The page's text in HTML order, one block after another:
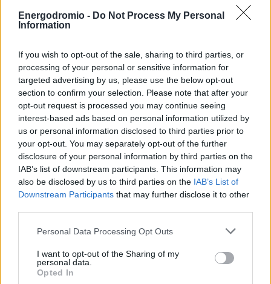
Energodromio - Do Not Process My Personal
Information
If you wish to opt-out of the sale, sharing to third parties, or
processing of your personal or sensitive information for
targeted advertising by us, please use the below opt-out
section to confirm your selection. Please note that after your
opt-out request is processed you may continue seeing
interest-based ads based on personal information utilized by
us or personal information disclosed to third parties prior to
your opt-out. You may separately opt-out of the further
disclosure of your personal information by third parties on the
IAB’s list of downstream participants. This information may
also be disclosed by us to third parties on the IAB’s List of
Downstream Participants that may further disclose it to other
Personal Data Processing Opt Outs
I want to opt-out of the Sharing of my
personal data.
Opted In
Έργα, περίπου 40 εκατ. ευρώ στον
Έβρο, από το υπουργείο Πολιτισμού
Οι δύο νέες πολιτικές του υπουργείου για την περιοχή και